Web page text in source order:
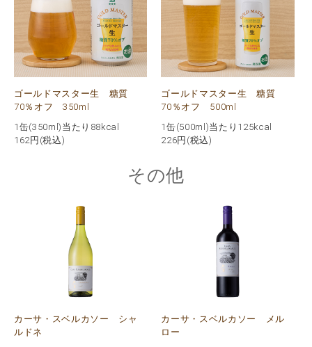
ゴールドマスター生 糖質
70％オフ 350ml
1缶(350ml)当たり88kcal
162 円(税込)
ゴールドマスター生 糖質
70％オフ 500ml
1缶(500ml)当たり125kcal
226円(税込)
その他
カーサ・スベルカソー シャ
ルドネ
カーサ・スベルカソー メル
ロー